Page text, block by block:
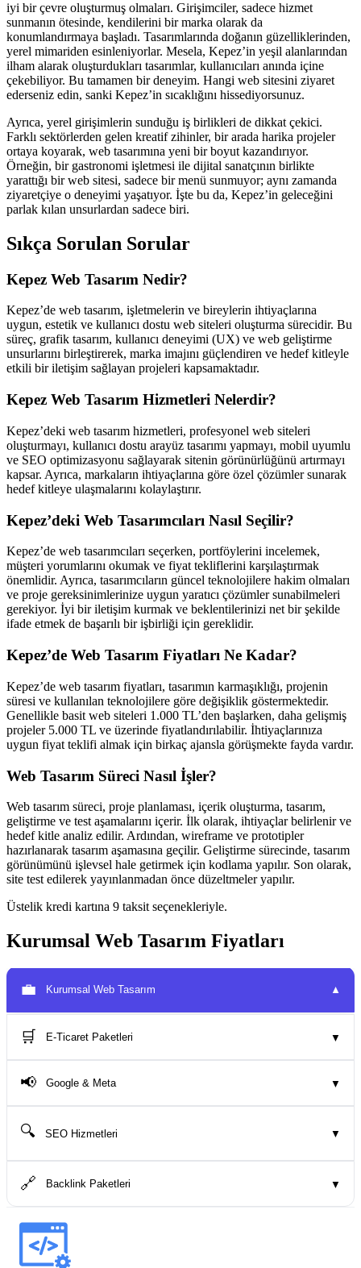
iyi bir çevre oluşturmuş olmaları. Girişimciler, sadece hizmet
sunmanın ötesinde, kendilerini bir marka olarak da
konumlandırmaya başladı. Tasarımlarında doğanın güzelliklerinden,
yerel mimariden esinleniyorlar. Mesela, Kepez’in yeşil alanlarından
ilham alarak oluşturdukları tasarımlar, kullanıcıları anında içine
çekebiliyor. Bu tamamen bir deneyim. Hangi web sitesini ziyaret
ederseniz edin, sanki Kepez’in sıcaklığını hissediyorsunuz.
Ayrıca, yerel girişimlerin sunduğu iş birlikleri de dikkat çekici.
Farklı sektörlerden gelen kreatif zihinler, bir arada harika projeler
ortaya koyarak, web tasarımına yeni bir boyut kazandırıyor.
Örneğin, bir gastronomi işletmesi ile dijital sanatçının birlikte
yarattığı bir web sitesi, sadece bir menü sunmuyor; aynı zamanda
ziyaretçiye o deneyimi yaşatıyor. İşte bu da, Kepez’in geleceğini
parlak kılan unsurlardan sadece biri.
Sıkça Sorulan Sorular
Kepez Web Tasarım Nedir?
Kepez’de web tasarım, işletmelerin ve bireylerin ihtiyaçlarına
uygun, estetik ve kullanıcı dostu web siteleri oluşturma sürecidir. Bu
süreç, grafik tasarım, kullanıcı deneyimi (UX) ve web geliştirme
unsurlarını birleştirerek, marka imajını güçlendiren ve hedef kitleyle
etkili bir iletişim sağlayan projeleri kapsamaktadır.
Kepez Web Tasarım Hizmetleri Nelerdir?
Kepez’deki web tasarım hizmetleri, profesyonel web siteleri
oluşturmayı, kullanıcı dostu arayüz tasarımı yapmayı, mobil uyumlu
ve SEO optimizasyonu sağlayarak sitenin görünürlüğünü artırmayı
kapsar. Ayrıca, markaların ihtiyaçlarına göre özel çözümler sunarak
hedef kitleye ulaşmalarını kolaylaştırır.
Kepez’deki Web Tasarımcıları Nasıl Seçilir?
Kepez’de web tasarımcıları seçerken, portföylerini incelemek,
müşteri yorumlarını okumak ve fiyat tekliflerini karşılaştırmak
önemlidir. Ayrıca, tasarımcıların güncel teknolojilere hakim olmaları
ve proje gereksinimlerinize uygun yaratıcı çözümler sunabilmeleri
gerekiyor. İyi bir iletişim kurmak ve beklentilerinizi net bir şekilde
ifade etmek de başarılı bir işbirliği için gereklidir.
Kepez’de Web Tasarım Fiyatları Ne Kadar?
Kepez’de web tasarım fiyatları, tasarımın karmaşıklığı, projenin
süresi ve kullanılan teknolojilere göre değişiklik göstermektedir.
Genellikle basit web siteleri 1.000 TL’den başlarken, daha gelişmiş
projeler 5.000 TL ve üzerinde fiyatlandırılabilir. İhtiyaçlarınıza
uygun fiyat teklifi almak için birkaç ajansla görüşmekte fayda vardır.
Web Tasarım Süreci Nasıl İşler?
Web tasarım süreci, proje planlaması, içerik oluşturma, tasarım,
geliştirme ve test aşamalarını içerir. İlk olarak, ihtiyaçlar belirlenir ve
hedef kitle analiz edilir. Ardından, wireframe ve prototipler
hazırlanarak tasarım aşamasına geçilir. Geliştirme sürecinde, tasarım
görünümünü işlevsel hale getirmek için kodlama yapılır. Son olarak,
site test edilerek yayınlanmadan önce düzeltmeler yapılır.
Üstelik kredi kartına 9 taksit seçenekleriyle.
Kurumsal Web Tasarım Fiyatları
💼 Kurumsal Web Tasarım ▼
🛒 E-Ticaret Paketleri ▼
📢 Google & Meta ▼
🔍 SEO Hizmetleri ▼
🔗 Backlink Paketleri ▼